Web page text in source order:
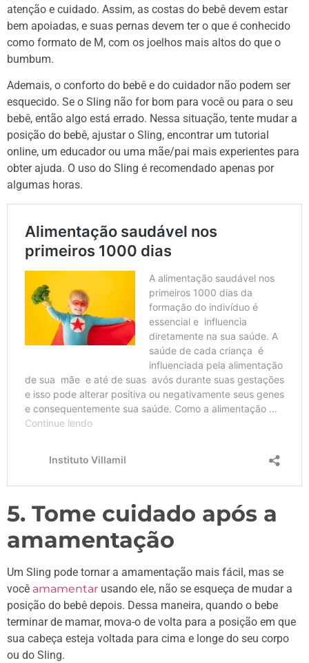
atenção e cuidado. Assim, as costas do bebê devem estar
bem apoiadas, e suas pernas devem ter o que é conhecido
como formato de M, com os joelhos mais altos do que o
bumbum.
Ademais, o conforto do bebê e do cuidador não podem ser
esquecido. Se o Sling não for bom para você ou para o seu
bebê, então algo está errado. Nessa situação, tente mudar a
posição do bebê, ajustar o Sling, encontrar um tutorial
online, um educador ou uma mãe/pai mais experientes para
obter ajuda. O uso do Sling é recomendado apenas por
algumas horas.
5. Tome cuidado após a
amamentação
Um Sling pode tornar a amamentação mais fácil, mas se
você amamentar usando ele, não se esqueça de mudar a
posição do bebê depois. Dessa maneira, quando o bebe
terminar de mamar, mova-o de volta para a posição em que
sua cabeça esteja voltada para cima e longe do seu corpo
ou do Sling.